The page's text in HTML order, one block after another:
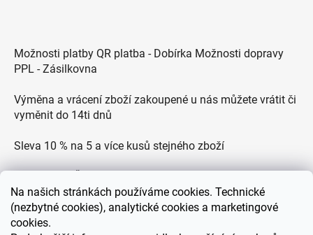
Na našich stránkách používáme cookies. Technické
(nezbytné cookies), analytické cookies a marketingové
cookies.
Možnosti platby QR platba - Dobírka Možnosti dopravy
PPL - Zásilkovna
Výměna a vrácení zboží zakoupené u nás můžete vrátit či
vyměnit do 14ti dnů
Sleva 10 % na 5 a více kusů stejného zboží
Zákaznická podpora každý všední den od 9.00 do 18.00
hodin